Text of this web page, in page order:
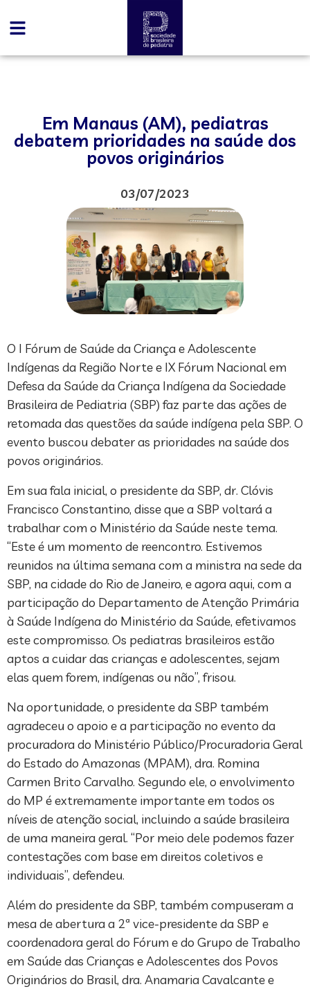
Em Manaus (AM), pediatras
debatem prioridades na saúde dos
povos originários
03/07/2023
O I Fórum de Saúde da Criança e Adolescente
Indígenas da Região Norte e IX Fórum Nacional em
Defesa da Saúde da Criança Indígena da Sociedade
Brasileira de Pediatria (SBP) faz parte das ações de
retomada das questões da saúde indígena pela SBP. O
evento buscou debater as prioridades na saúde dos
povos originários.
Em sua fala inicial, o presidente da SBP, dr. Clóvis
Francisco Constantino, disse que a SBP voltará a
trabalhar com o Ministério da Saúde neste tema.
“Este é um momento de reencontro. Estivemos
reunidos na última semana com a ministra na sede da
SBP, na cidade do Rio de Janeiro, e agora aqui, com a
participação do Departamento de Atenção Primária
à Saúde Indígena do Ministério da Saúde, efetivamos
este compromisso. Os pediatras brasileiros estão
aptos a cuidar das crianças e adolescentes, sejam
elas quem forem, indígenas ou não”, frisou.
Na oportunidade, o presidente da SBP também
agradeceu o apoio e a participação no evento da
procuradora do Ministério Público/Procuradoria Geral
do Estado do Amazonas (MPAM), dra. Romina
Carmen Brito Carvalho. Segundo ele, o envolvimento
do MP é extremamente importante em todos os
níveis de atenção social, incluindo a saúde brasileira
de uma maneira geral. “Por meio dele podemos fazer
contestações com base em direitos coletivos e
individuais”, defendeu.
Além do presidente da SBP, também compuseram a
mesa de abertura a 2ª vice-presidente da SBP e
coordenadora geral do Fórum e do Grupo de Trabalho
em Saúde das Crianças e Adolescentes dos Povos
Originários do Brasil, dra. Anamaria Cavalcante e